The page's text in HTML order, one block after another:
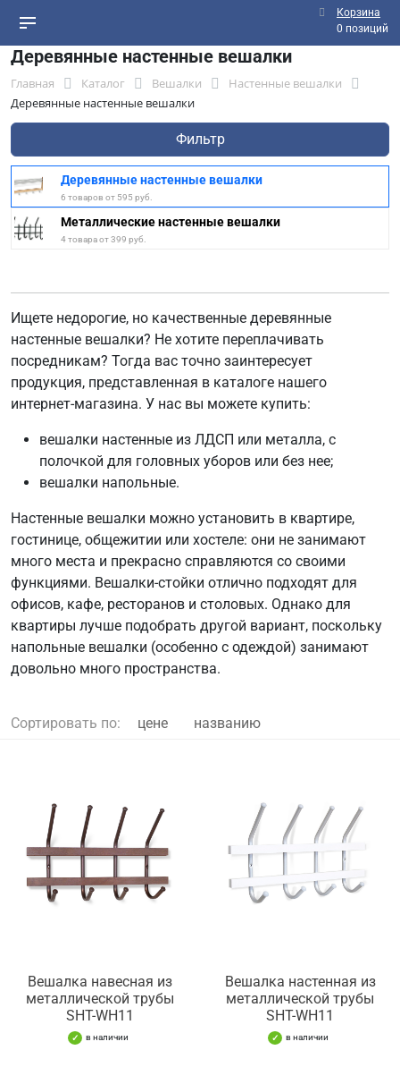
Корзина
0 позиций
Деревянные настенные вешалки
Главная Каталог Вешалки
Настенные вешалки
Деревянные настенные вешалки
Фильтр
Деревянные настенные вешалки
6 товаров от 595 руб.
Металлические настенные вешалки
4 товара от 399 руб.
Ищете недорогие, но качественные деревянные
настенные вешалки? Не хотите переплачивать
посредникам? Тогда вас точно заинтересует
продукция, представленная в каталоге нашего
интернет-магазина. У нас вы можете купить:
вешалки настенные из ЛДСП или металла, с
полочкой для головных уборов или без нее;
вешалки напольные.
Настенные вешалки можно установить в квартире,
гостинице, общежитии или хостеле: они не занимают
много места и прекрасно справляются со своими
функциями. Вешалки-стойки отлично подходят для
офисов, кафе, ресторанов и столовых. Однако для
квартиры лучше подобрать другой вариант, поскольку
напольные вешалки (особенно с одеждой) занимают
довольно много пространства.
Сортировать по: цене названию
Вешалка навесная из
металлической трубы
SHT-WH11
в наличии
Вешалка настенная из
металлической трубы
SHT-WH11
в наличии